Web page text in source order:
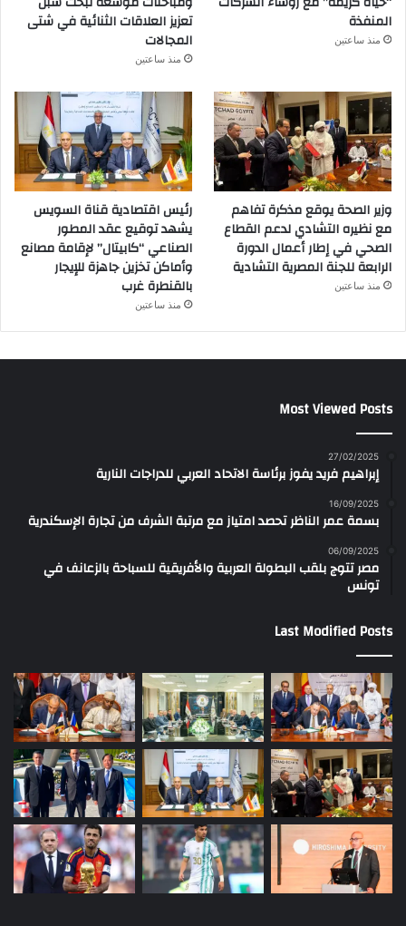
المنفذة
منذ ساعتين
تعزيز العلاقات الثنائية في شتى
المجالات
منذ ساعتين
وزير الصحة يوقع مذكرة تفاهم
مع نظيره التشادي لدعم القطاع
الصحي في إطار أعمال الدورة
الرابعة للجنة المصرية التشادية
منذ ساعتين
رئيس اقتصادية قناة السويس
يشهد توقيع عقد المطور
الصناعي “كابيتال” لإقامة مصانع
وأماكن تخزين جاهزة للإيجار
بالقنطرة غرب
منذ ساعتين
Most Viewed Posts
27/02/2025
إبراهيم فريد يفوز برئاسة الاتحاد العربي للدراجات النارية
16/09/2025
بسمة عمر الناظر تحصد امتياز مع مرتبة الشرف من تجارة الإسكندرية
06/09/2025
مصر تتوج بلقب البطولة العربية والأفريقية للسباحة بالزعانف في
تونس
Last Modified Posts